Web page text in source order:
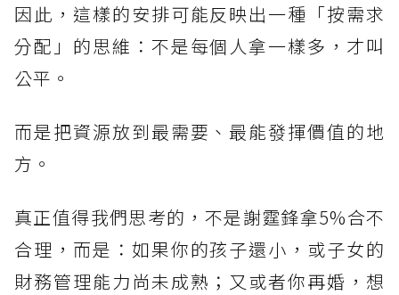
因此，這樣的安排可能反映出一種「按需求
分配」的思維：不是每個人拿一樣多，才叫
公平。
而是把資源放到最需要、最能發揮價值的地
方。
真正值得我們思考的，不是謝霆鋒拿5%合不
合理，而是：如果你的孩子還小，或子女的
財務管理能力尚未成熟；又或者你再婚，想